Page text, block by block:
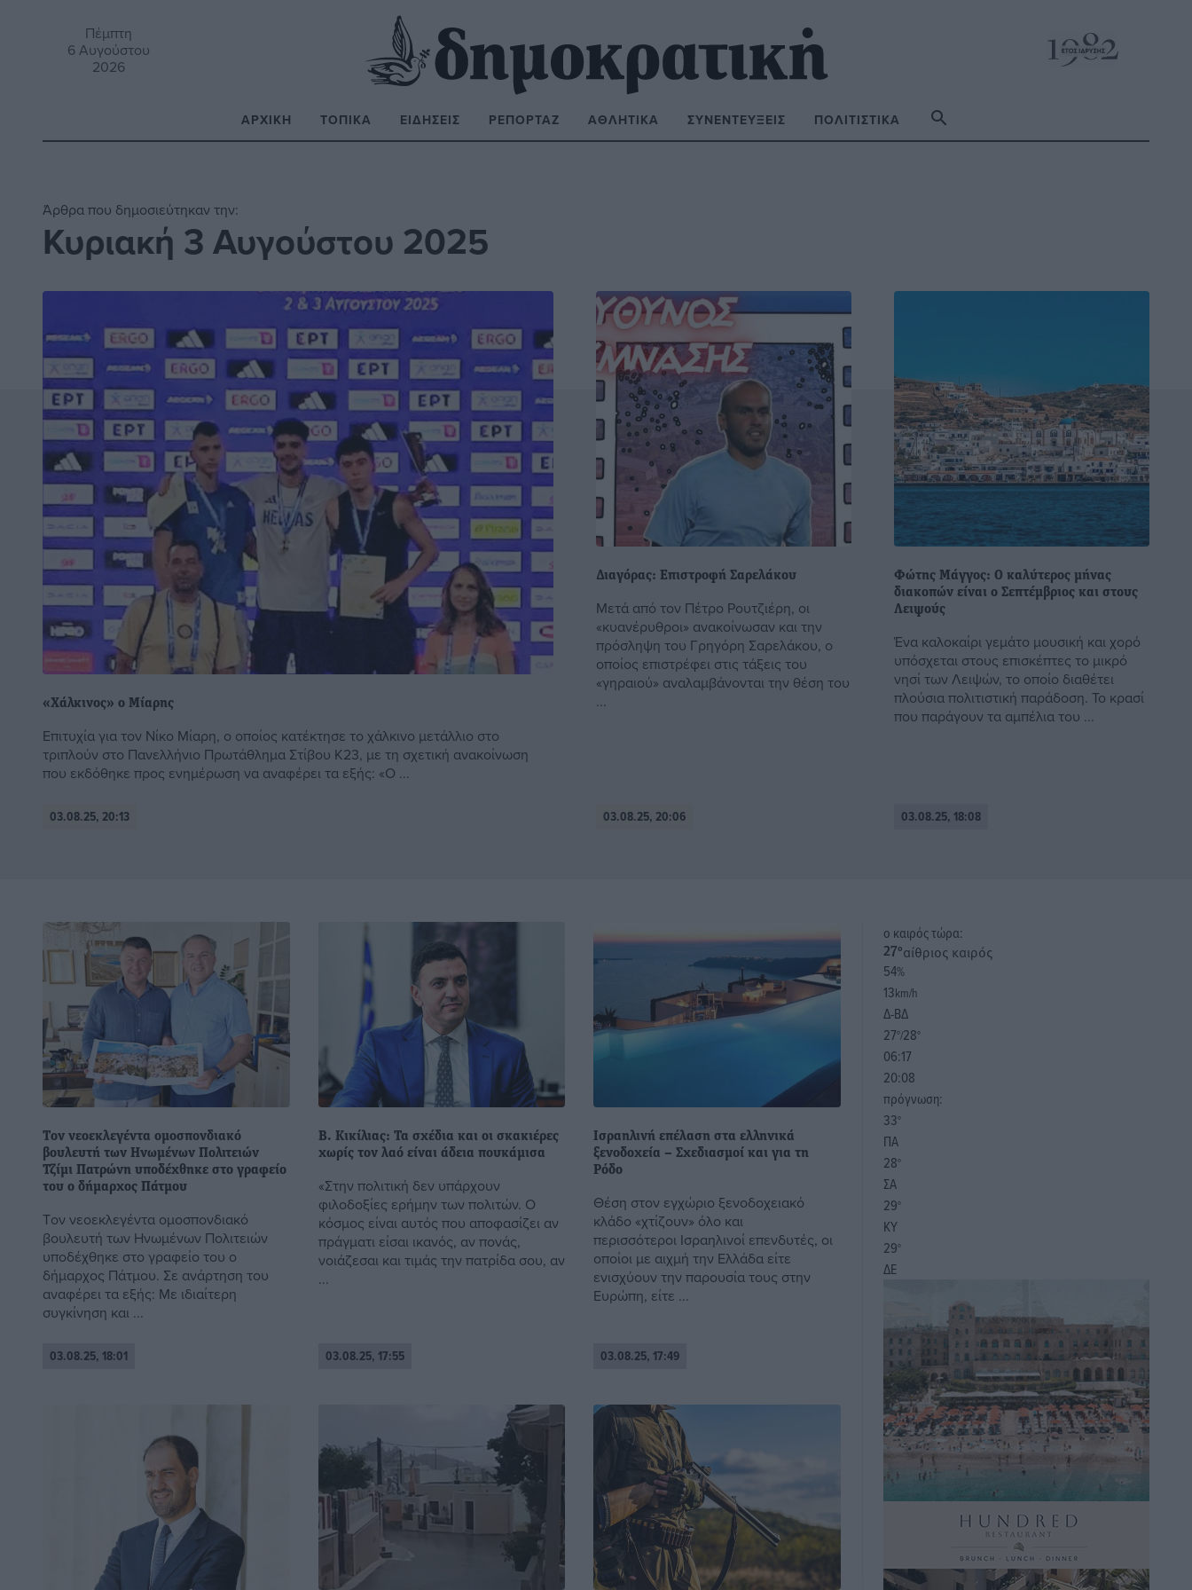
Πέμπτη
6 Αυγούστου
2026
ΑΡΧΙΚΉ ΤΟΠΙΚΆ ΕΙΔΉΣΕΙΣ ΡΕΠΟΡΤΆΖ ΑΘΛΗΤΙΚΆ ΣΥΝΕΝΤΕΎΞΕΙΣ ΠΟΛΙΤΙΣΤΙΚΆ
Άρθρα που δημοσιεύτηκαν την:
Κυριακή 3 Αυγούστου 2025
«Χάλκινος» ο Μίαρης
Επιτυχία για τον Νίκο Μίαρη, ο οποίος κατέκτησε το χάλκινο μετάλλιο στο
τριπλούν στο Πανελλήνιο Πρωτάθλημα Στίβου Κ23, με τη σχετική ανακοίνωση
που εκδόθηκε προς ενημέρωση να αναφέρει τα εξής: «Ο ...
03.08.25, 20:13
Διαγόρας: Επιστροφή Σαρελάκου
Μετά από τον Πέτρο Ρουτζιέρη, οι
«κυανέρυθροι» ανακοίνωσαν και την
πρόσληψη του Γρηγόρη Σαρελάκου, ο
οποίος επιστρέφει στις τάξεις του
«γηραιού» αναλαμβάνονται την θέση του
...
03.08.25, 20:06
Φώτης Μάγγος: Ο καλύτερος μήνας
διακοπών είναι ο Σεπτέμβριος και στους
Λειψούς
Ένα καλοκαίρι γεμάτο μουσική και χορό
υπόσχεται στους επισκέπτες το μικρό
νησί των Λειψών, το οποίο διαθέτει
πλούσια πολιτιστική παράδοση. Το κρασί
που παράγουν τα αμπέλια του ...
03.08.25, 18:08
Tον νεοεκλεγέντα ομοσπονδιακό
βουλευτή των Ηνωμένων Πολιτειών
Τζίμι Πατρώνη υποδέχθηκε στο γραφείο
του ο δήμαρχος Πάτμου
Tον νεοεκλεγέντα ομοσπονδιακό
βουλευτή των Ηνωμένων Πολιτειών
υποδέχθηκε στο γραφείο του ο
δήμαρχος Πάτμου. Σε ανάρτηση του
αναφέρει τα εξής: Με ιδιαίτερη
συγκίνηση και ...
03.08.25, 18:01
Β. Κικίλιας: Τα σχέδια και οι σκακιέρες
χωρίς τον λαό είναι άδεια πουκάμισα
«Στην πολιτική δεν υπάρχουν
φιλοδοξίες ερήμην των πολιτών. Ο
κόσμος είναι αυτός που αποφασίζει αν
πράγματι είσαι ικανός, αν πονάς,
νοιάζεσαι και τιμάς την πατρίδα σου, αν
...
03.08.25, 17:55
Ισραηλινή επέλαση στα ελληνικά
ξενοδοχεία – Σχεδιασμοί και για τη
Ρόδο
Θέση στον εγχώριο ξενοδοχειακό
κλάδο «χτίζουν» όλο και
περισσότεροι Ισραηλινοί επενδυτές, οι
οποίοι με αιχμή την Ελλάδα είτε
ενισχύουν την παρουσία τους στην
Ευρώπη, είτε ...
03.08.25, 17:49
o καιρός τώρα:
27°αίθριος καιρός
54%
13km/h
Δ-ΒΔ
27°/28°
06:17
20:08
πρόγνωση:
33°
ΠΑ
28°
ΣΑ
29°
ΚΥ
29°
ΔΕ